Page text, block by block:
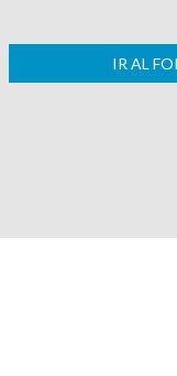
IR AL